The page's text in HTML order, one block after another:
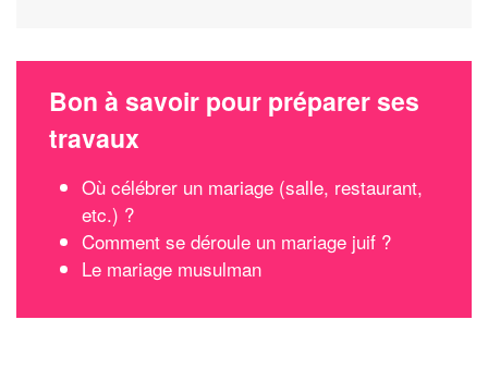
Bon à savoir pour préparer ses
travaux
Où célébrer un mariage (salle, restaurant,
etc.) ?
Comment se déroule un mariage juif ?
Le mariage musulman